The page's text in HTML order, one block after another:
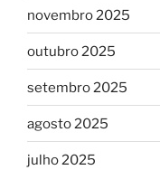
novembro 2025
outubro 2025
setembro 2025
agosto 2025
julho 2025